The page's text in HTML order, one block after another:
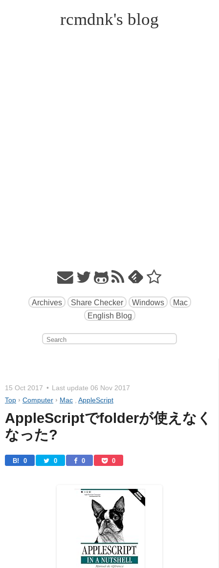
rcmdnk's blog
Archives Share Checker Windows
Mac
English Blog
15 Oct 2017 Last update 06 Nov 2017
Top › Computer › Mac AppleScript
AppleScriptでfolderが使えなく
なった?
B! 0 0 0 0